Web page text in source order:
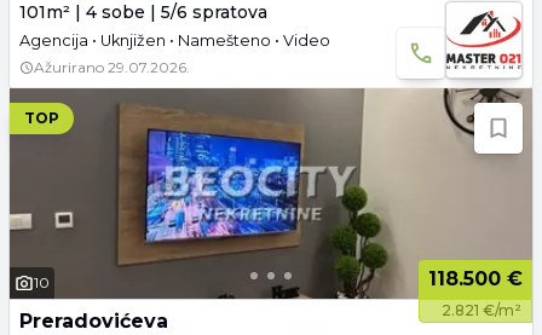
101m² | 4 sobe | 5/6 spratova
Agencija • Uknjižen • Namešteno • Video
Ažurirano 29.07.2026.
TOP
10 118.500 €
2.821 €/m²
Preradovićeva